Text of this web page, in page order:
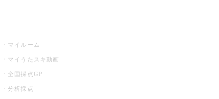
マイルーム
マイうたスキ動画
全国採点GP
分析採点